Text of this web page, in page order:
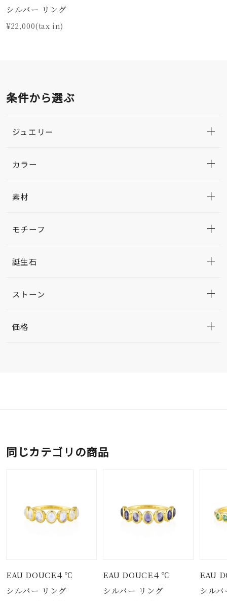
シルバー リング
¥22,000(tax in)
条件から選ぶ
ジュエリー
カラー
素材
モチーフ
誕生石
ストーン
価格
同じカテゴリの商品
EAU DOUCE４℃
シルバー リング
EAU DOUCE４℃
シルバー リング
EAU
シル